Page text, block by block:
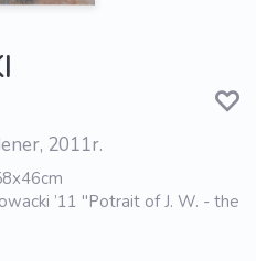
2011r.
’11 "Potrait of J. W. - the